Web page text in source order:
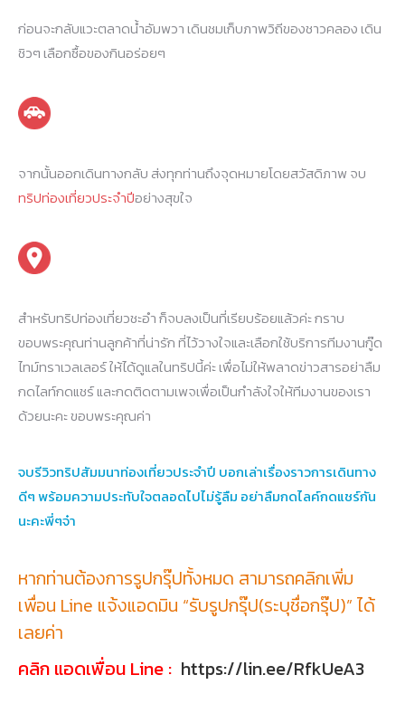
ก่อนจะกลับแวะตลาดน้ำอัมพวา เดินชมเก็บภาพวิถีของชาวคลอง เดิน
ชิวๆ เลือกซื้อของกินอร่อยๆ
จากนั้นออกเดินทางกลับ ส่งทุกท่านถึงจุดหมายโดยสวัสดิภาพ จบ
ทริปท่องเที่ยวประจำปีอย่างสุขใจ
สำหรับทริปท่องเที่ยวชะอำ ก็จบลงเป็นที่เรียบร้อยแล้วค่ะ กราบ
ขอบพระคุณท่านลูกค้าที่น่ารัก ที่ไว้วางใจและเลือกใช้บริการทีมงานกู๊ด
ไทม์ทราเวลเลอร์ ให้ได้ดูแลในทริปนี้ค่ะ เพื่อไม่ให้พลาดข่าวสารอย่าลืม
กดไลท์กดแชร์ และกดติดตามเพจเพื่อเป็นกำลังใจให้ทีมงานของเรา
ด้วยนะคะ ขอบพระคุณค่า
จบรีวิวทริปสัมมนาท่องเที่ยวประจำปี บอกเล่าเรื่องราวการเดินทาง
ดีๆ พร้อมความประทับใจตลอดไปไม่รู้ลืม อย่าลืมกดไลค์กดแชร์กัน
นะคะพี่ๆจ๋า
หากท่านต้องการรูปกรุ๊ปทั้งหมด สามารถคลิกเพิ่ม
เพื่อน Line แจ้งแอดมิน “รับรูปกรุ๊ป(ระบุชื่อกรุ๊ป)” ได้
เลยค่า
คลิก แอดเพื่อน Line : https://lin.ee/RfkUeA3